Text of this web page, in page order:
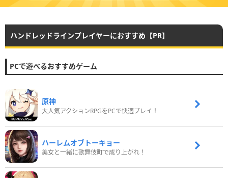
ハンドレッドラインプレイヤーにおすすめ【PR】
PCで遊べるおすすめゲーム
原神
大人気アクションRPGをPCで快適プレイ！
ハーレムオブトーキョー
美女と一緒に歌舞伎町で成り上がれ！